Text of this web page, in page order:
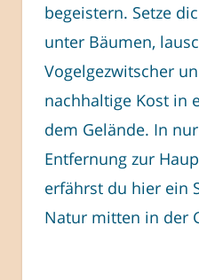
begeistern. Setze
unter Bäumen,
Vogelgezwitscher
nachhaltige Kost in
dem Gelände. In
Entfernung zur
erfährst du hier ein
Natur mitten in der